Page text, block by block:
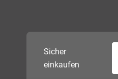
Sicher
einkaufen